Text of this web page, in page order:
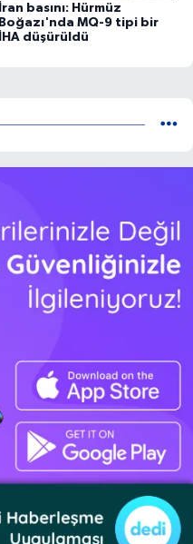
İran basını: Hürmüz
Boğazı'nda MQ-9 tipi bir
İHA düşürüldü